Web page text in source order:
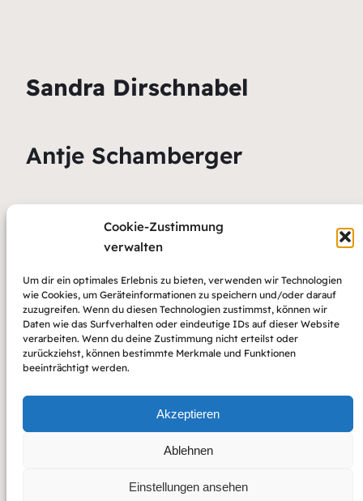
Cookie-Zustimmung
verwalten
Um dir ein optimales Erlebnis zu bieten, verwenden wir Technologien
wie Cookies, um Geräteinformationen zu speichern und/oder darauf
zuzugreifen. Wenn du diesen Technologien zustimmst, können wir
Daten wie das Surfverhalten oder eindeutige IDs auf dieser Website
verarbeiten. Wenn du deine Zustimmung nicht erteilst oder
zurückziehst, können bestimmte Merkmale und Funktionen
beeinträchtigt werden.
Akzeptieren
Ablehnen
Einstellungen ansehen
Sandra Dirschnabel
Antje Schamberger
Zekiye Yasin
Ines Renner
———————————————————————————
——————————————————————————